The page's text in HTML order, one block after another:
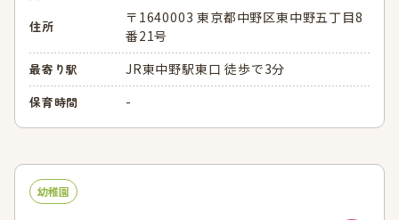
住所
〒1640003 東京都中野区東中野五丁目8
番21号
最寄り駅 JR東中野駅東口 徒歩で3分
保育時間 -
幼稚園